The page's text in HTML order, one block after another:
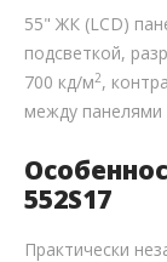
55" ЖК (LCD)
подсветкой,
700 кд/м2,
между панелями
552S17
Практически